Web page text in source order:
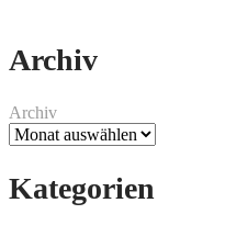
Archiv
Archiv
Kategorien